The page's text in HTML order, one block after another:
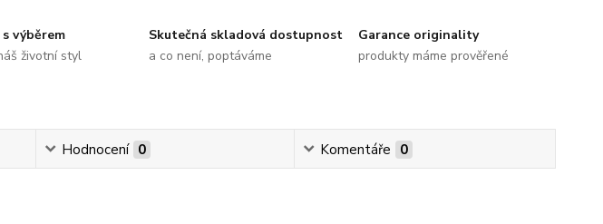
výběrem
životní styl
Skutečná skladová dostupnost
a co není, poptáváme
Garance originality
produkty máme prověřené
Hodnocení 0 Komentáře 0